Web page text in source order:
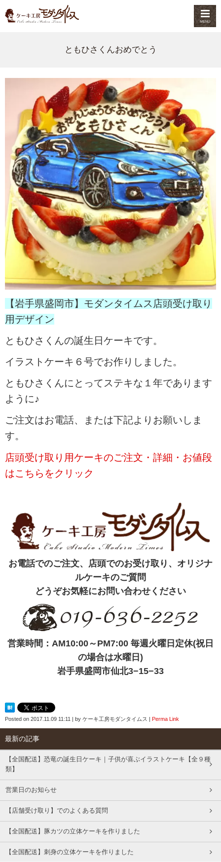
MENU
ともひさくんおめでとう
【岩手県盛岡市】モダンタイムス店頭受け取り
用デザイン
ともひさくんの誕生日ケーキです。
イラストケーキ６号でお作りしました。
ともひさくんにとってステキな１年であります
ように♪
ご注文はお電話、または下記よりお願いしま
す。
店頭受け取り用ケーキのご注文・詳細・お値段
はこちらをクリック
お電話でのご注文、店頭でのお受け取り、オリジナ
ルケーキのご質問
どうぞお気軽にお問い合わせください
営業時間：AM10:00～PM7:00 毎週火曜日定休(祝日
の場合は水曜日)
岩手県盛岡市仙北3−15−33
Posted on 2017.11.09 11:11 | by ケーキ工房モダンタイムス | Perma Link
最新の記事
【全国配送】恐竜の誕生日ケーキ｜子供が喜ぶイラストケーキ【全９種
類】
営業日のお知らせ
【店舗受け取り】でのよくある質問
【全国配送】豚カツの立体ケーキを作りました
【全国配送】刺身の立体ケーキを作りました